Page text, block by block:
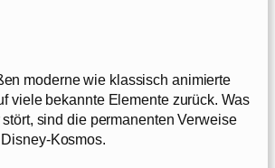
moderne wie klassisch animierte
viele bekannte Elemente zurück. Was
sind die permanenten Verweise
Kosmos.